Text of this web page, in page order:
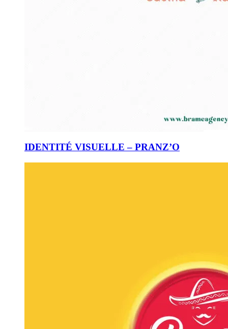
IDENTITÉ VISUELLE – PRANZ’O